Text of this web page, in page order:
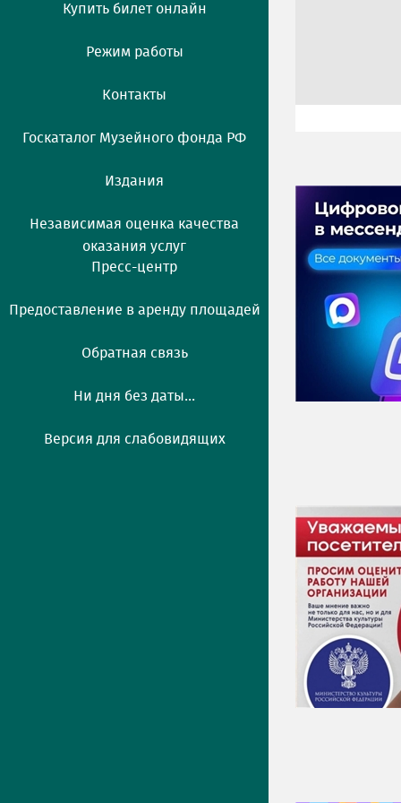
Купить билет онлайн
Режим работы
Контакты
Госкаталог Музейного фонда РФ
Издания
Независимая оценка качества
оказания услуг
Пресс-центр
Предоставление в аренду площадей
Обратная связь
Ни дня без даты...
Версия для слабовидящих